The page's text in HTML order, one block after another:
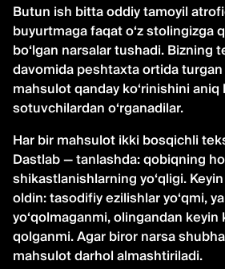
Butun ish bitta oddiy tamoyil
buyurtmaga faqat o‘z stolingizga
bo‘lgan narsalar tushadi. Bizning
davomida peshtaxta ortida
mahsulot qanday ko‘rinishini aniq
sotuvchilardan o‘rganadilar.
Har bir mahsulot ikki bosqichli
Dastlab — tanlashda: qobiqning
shikastlanishlarning yo‘qligi.
oldin: tasodifiy ezilishlar yo‘qmi,
yo‘qolmaganmi, olingandan keyin
qolganmi. Agar biror narsa
mahsulot darhol almashtiriladi.